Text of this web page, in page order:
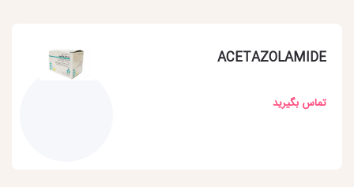
ACETAZOLAMIDE
تماس بگیرید